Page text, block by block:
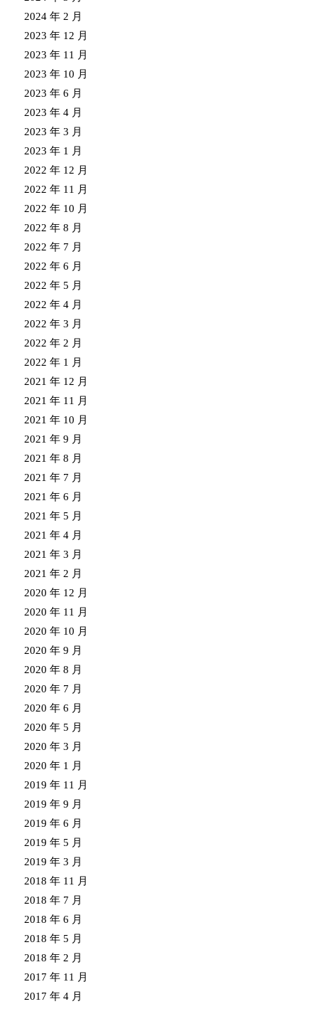
2024 年 2 月
2023 年 12 月
2023 年 11 月
2023 年 10 月
2023 年 6 月
2023 年 4 月
2023 年 3 月
2023 年 1 月
2022 年 12 月
2022 年 11 月
2022 年 10 月
2022 年 8 月
2022 年 7 月
2022 年 6 月
2022 年 5 月
2022 年 4 月
2022 年 3 月
2022 年 2 月
2022 年 1 月
2021 年 12 月
2021 年 11 月
2021 年 10 月
2021 年 9 月
2021 年 8 月
2021 年 7 月
2021 年 6 月
2021 年 5 月
2021 年 4 月
2021 年 3 月
2021 年 2 月
2020 年 12 月
2020 年 11 月
2020 年 10 月
2020 年 9 月
2020 年 8 月
2020 年 7 月
2020 年 6 月
2020 年 5 月
2020 年 3 月
2020 年 1 月
2019 年 11 月
2019 年 9 月
2019 年 6 月
2019 年 5 月
2019 年 3 月
2018 年 11 月
2018 年 7 月
2018 年 6 月
2018 年 5 月
2018 年 2 月
2017 年 11 月
2017 年 4 月